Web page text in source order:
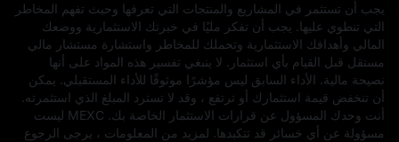
يجب أن تستثمر في المشاريع والمنتجات التي تعرفها وحيث تفهم المخاطر
التي تنطوي عليها. يجب أن تفكر مليًا في خبرتك الاستثمارية ووضعك
المالي وأهدافك الاستثمارية وتحملك للمخاطر واستشارة مستشار مالي
مستقل قبل القيام بأي استثمار. لا ينبغي تفسير هذه المواد على أنها
نصيحة مالية. الأداء السابق ليس مؤشرًا موثوقًا للأداء المستقبلي. يمكن
أن تنخفض قيمة استثمارك أو ترتفع ، وقد لا تسترد المبلغ الذي استثمرته.
أنت وحدك المسؤول عن قرارات الاستثمار الخاصة بك. MEXC ليست
مسؤولة عن أي خسائر قد تتكبدها. لمزيد من المعلومات ، يرجى الرجوع